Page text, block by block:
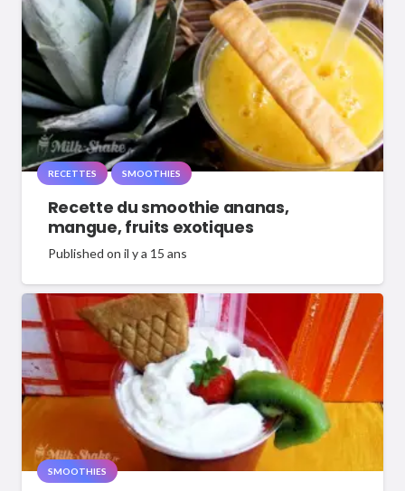
RECETTES SMOOTHIES
Recette du smoothie ananas,
mangue, fruits exotiques
Published on il y a 15 ans
SMOOTHIES